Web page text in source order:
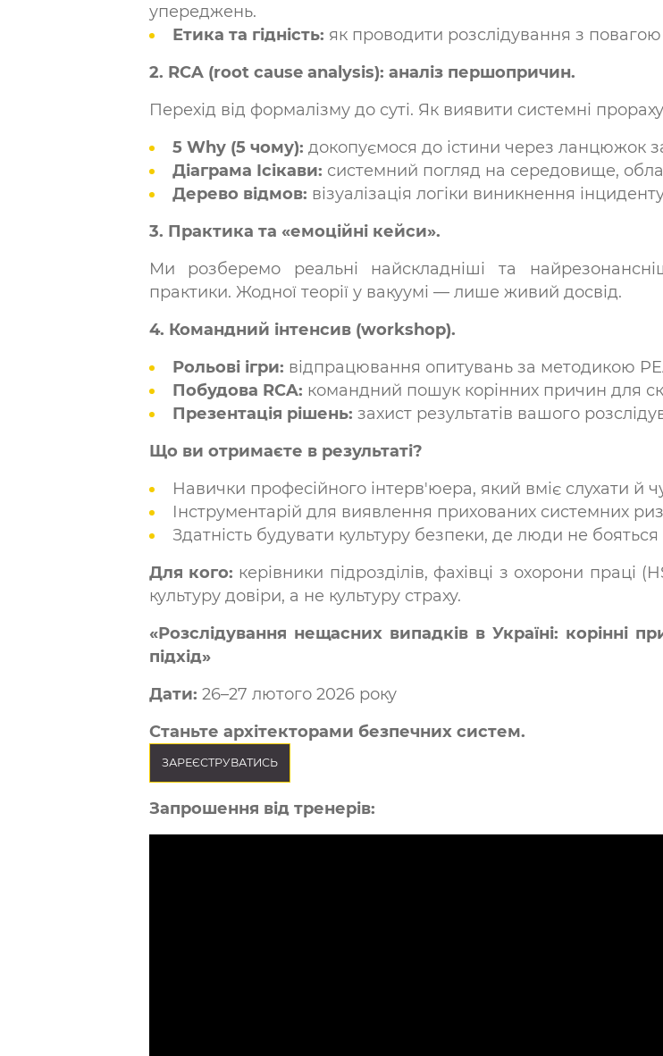
упереджень.
Етика та гідність: як проводити розслідування з повагою
2. RCA (root cause analysis): аналіз першопричин.
Перехід від формалізму до суті. Як виявити системні
5 Why (5 чому): докопуємося до істини через ланцюжок
Діаграма Ісікави: системний погляд на середовище,
Дерево відмов: візуалізація логіки виникнення
3. Практика та «емоційні кейси».
Ми розберемо реальні найскладніші та
практики. Жодної теорії у вакуумі — лише живий досвід.
4. Командний інтенсив (workshop).
Рольові ігри: відпрацювання опитувань за методикою
Побудова RCA: командний пошук корінних причин для
Презентація рішень: захист результатів вашого
Що ви отримаєте в результаті?
Навички професійного інтерв'юера, який вміє слухати й
Інструментарій для виявлення прихованих системних
Здатність будувати культуру безпеки, де люди не
Для кого: керівники підрозділів, фахівці з охорони праці
культуру довіри, а не культуру страху.
«Розслідування нещасних випадків в Україні: корінні
підхід»
Дати: 26–27 лютого 2026 року
Станьте архітекторами безпечних систем.
ЗАРЕЄСТРУВАТИСЬ
Запрошення від тренерів: